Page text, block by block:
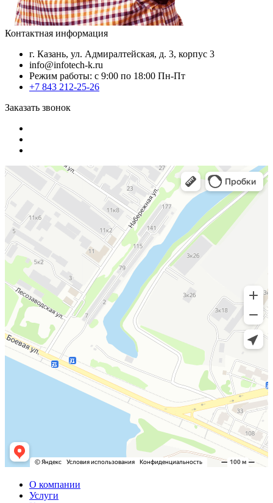
Контактная информация
г. Казань, ул. Адмиралтейская, д. 3, корпус 3
info@infotech-k.ru
Режим работы: с 9:00 по 18:00 Пн-Пт
+7 843 212-25-26
Заказать звонок
О компании
Услуги